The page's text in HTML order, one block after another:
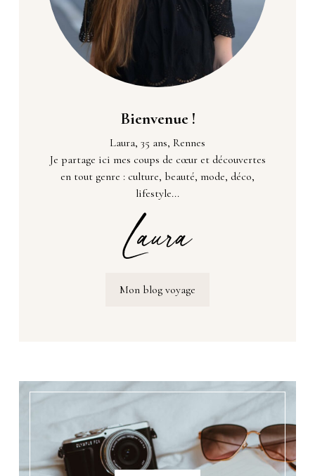
Bienvenue !
Laura, 35 ans, Rennes
Je partage ici mes coups de cœur et découvertes
en tout genre : culture, beauté, mode, déco,
lifestyle...
Mon blog voyage